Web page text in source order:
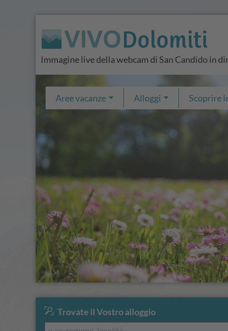
Immagine live della webcam di San Candido in
Trovate il Vostro alloggio
Aree vacanze Alloggi Scoprire